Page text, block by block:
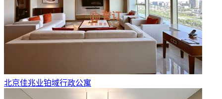
北京佳兆业铂域行政公寓